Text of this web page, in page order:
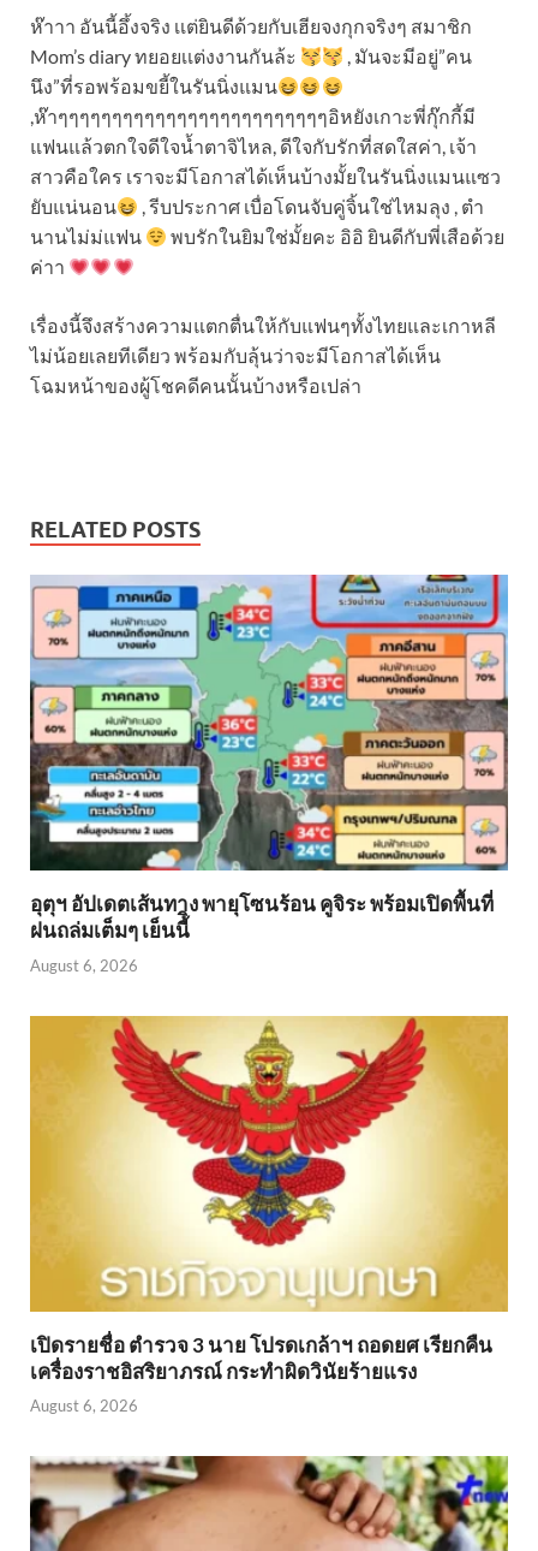
ห๊าาา อันนี้อึ้งจริง เเต่ยินดีด้วยกับเฮียจงกุกจริงๆ สมาชิก
Mom’s diary ทยอยเเต่งงานกันล้ะ
, มันจะมีอยู่”คน
นึง”ที่รอพร้อมขยี้ในรันนิ่งแมน
,ห๊าๆๆๆๆๆๆๆๆๆๆๆๆๆๆๆๆๆๆๆๆๆๆๆๆๆอิหยังเกาะพี่กุ๊กกี้มี
แฟนแล้วตกใจดีใจน้ำตาจิไหล, ดีใจกับรักที่สดใสค่า, เจ้า
สาวคือใคร เราจะมีโอกาสได้เห็นบ้างมั้ยในรันนิ่งแมนแซว
ยับแน่นอน
, รีบประกาศ เบื่อโดนจับคู่จิ้นใช่ไหมลุง , ตำ
นานไม่ม่แฟน
พบรักในยิมใช่มั้ยคะ อิอิ ยินดีกับพี่เสือด้วย
ค่าา
เรื่องนี้จึงสร้างความแตกตื่นให้กับแฟนๆทั้งไทยและเกาหลี
ไม่น้อยเลยทีเดียว พร้อมกับลุ้นว่าจะมีโอกาสได้เห็น
โฉมหน้าของผู้โชคดีคนนั้นบ้างหรือเปล่า
RELATED POSTS
อุตุฯ อัปเดตเส้นทาง พายุโซนร้อน คูจิระ พร้อมเปิดพื้นที่
ฝนถล่มเต็มๆ เย็นนี้ิ
August 6, 2026
เปิดรายชื่อ ตำรวจ 3 นาย โปรดเกล้าฯ ถอดยศ เรียกคืน
เครื่องราชอิสริยาภรณ์ กระทำผิดวินัยร้ายแรง
August 6, 2026